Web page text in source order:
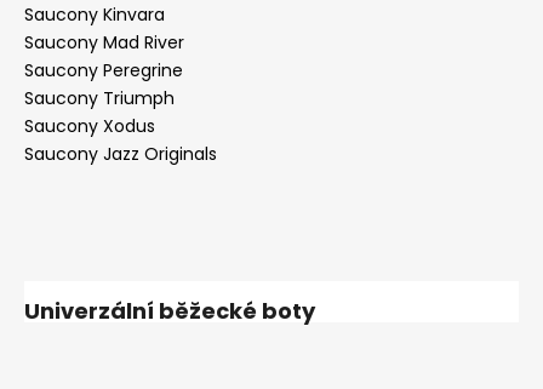
Saucony Kinvara
Saucony Mad River
Saucony Peregrine
Saucony Triumph
Saucony Xodus
Saucony Jazz Originals
Univerzální běžecké boty